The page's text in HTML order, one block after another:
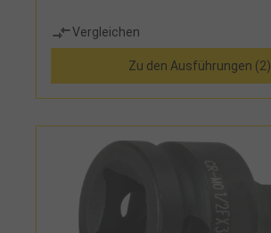
Vergleichen
Zu den Ausführungen (2)